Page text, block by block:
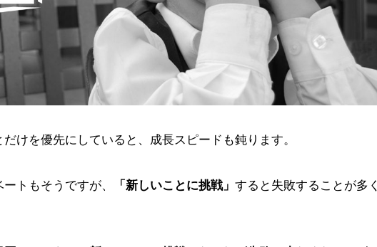
けを優先にしていると、成長スピードも鈍ります。
トもそうですが、 「新しいことに挑戦」 すると失敗することが多く